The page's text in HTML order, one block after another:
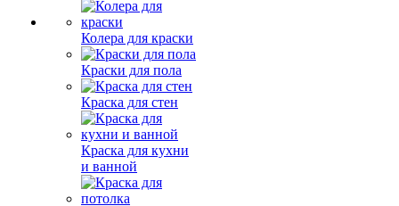
Колера для краски
Краски для пола
Краска для стен
Краска для кухни
и ванной